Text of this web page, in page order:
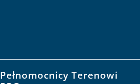
Pełnomocnicy Terenowi